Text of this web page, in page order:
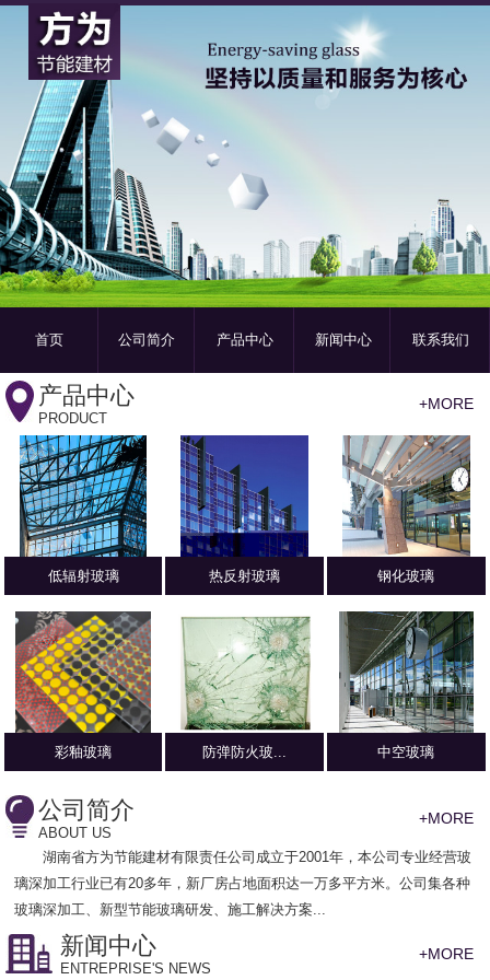
首页 公司简介 产品中心 新闻中心 联系我们
产品中心
PRODUCT
+MORE
低辐射玻璃 热反射玻璃 钢化玻璃
彩釉玻璃 防弹防火玻... 中空玻璃
公司简介
ABOUT US
+MORE
湖南省方为节能建材有限责任公司 成立于2001年，本公司专业经营玻
璃深加工行业已有20多年，新厂房占地面积达一万多平方米。公司集各种
玻璃深加工、新型节能玻璃研发、施工解决方案...
新闻中心
ENTREPRISE'S NEWS
+MORE